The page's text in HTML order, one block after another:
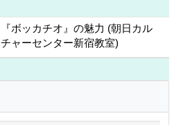
『ボッカチオ』の魅力 (朝日カル
チャーセンター新宿教室)